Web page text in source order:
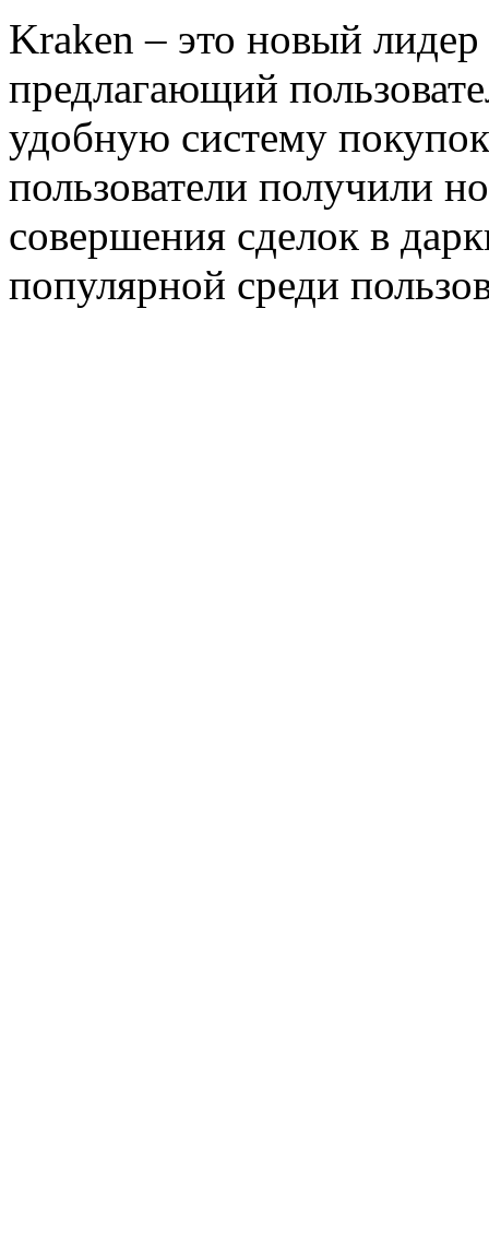
Kraken – это новый
предлагающий
удобную систему
пользователи получили
совершения сделок в
популярной среди